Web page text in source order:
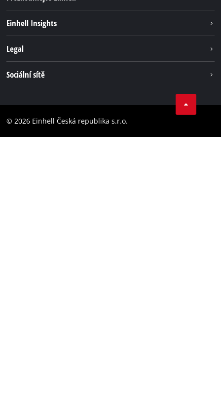
Systém akumulátorů
Einhell Insights
Legal
Prohlášení o přístupnosti
Sociální sítě
Instagram
© 2026 Einhell Česká republika s.r.o.